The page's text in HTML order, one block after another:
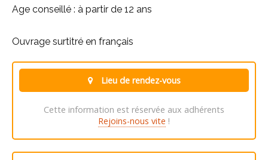
Age conseillé : à partir de 12 ans
Ouvrage surtitré en français
Lieu de rendez-vous
Cette information est réservée aux adhérents
Rejoins-nous vite !